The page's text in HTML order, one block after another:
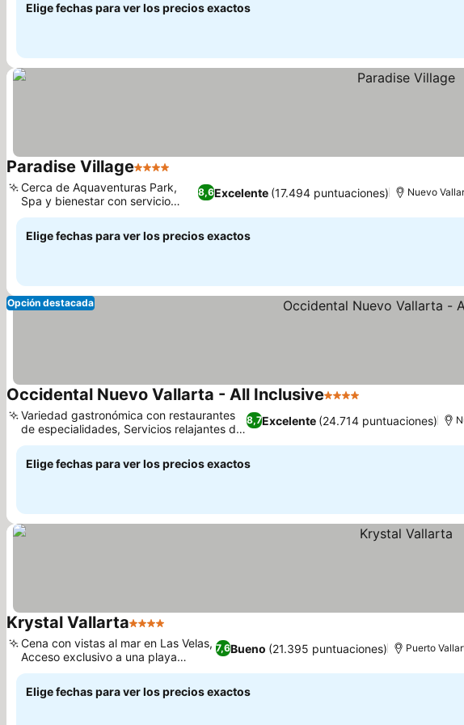
Elige fechas para ver los precios exactos
Paradise Village4 Estrellas
8,6Excelente (17.494 puntuaciones)
Cerca de Aquaventuras Park,
Spa y bienestar con servicio
completo
Nuevo
Elige fechas para ver los precios exactos
Opción destacada
Occidental Nuevo Vallarta - All Inclusive4 Estrellas
8,7Excelente (24.714 puntuaciones)
Variedad gastronómica con restaurantes
de especialidades, Servicios relajantes de
spa y bienestar
Elige fechas para ver los precios exactos
Krystal Vallarta4 Estrellas
7,6Bueno (21.395 puntuaciones)
Cena con vistas al mar en Las Velas,
Acceso exclusivo a una playa
privada
Puerto
Elige fechas para ver los precios exactos